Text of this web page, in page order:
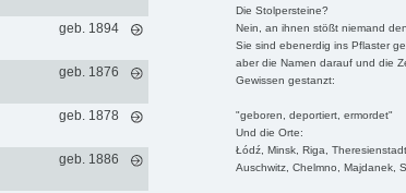
Die Stolpersteine?
Nein, an ihnen stößt niemand
Sie sind ebenerdig ins Pflaster
aber die Namen darauf und die
Gewissen gestanzt:
"geboren, deportiert, ermordet"
Und die Orte:
Łódź, Minsk, Riga, Theresienstadt,
Auschwitz, Chelmno, Majdanek,
geb. 1894
geb. 1876
geb. 1878
geb. 1886